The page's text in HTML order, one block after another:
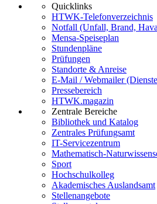
Quicklinks
HTWK-Telefonverzeichnis
Notfall (Unfall, Brand,
Mensa-Speiseplan
Stundenpläne
Prüfungen
Standorte & Anreise
E-Mail / Webmailer
Pressebereich
HTWK.magazin
Zentrale Bereiche
Bibliothek und Katalog
Zentrales Prüfungsamt
IT-Servicezentrum
Mathematisch-
Sport
Hochschulkolleg
Akademisches Auslandsamt
Stellenangebote